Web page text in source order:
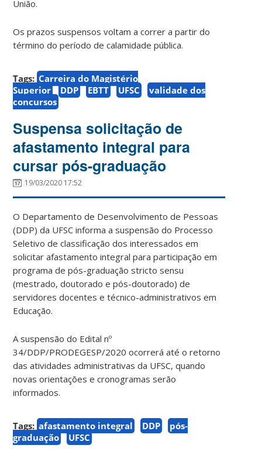
União.
Os prazos suspensos voltam a correr a partir do
término do período de calamidade pública.
Tags: Carreira do Magistério
Superior
DDP EBTT UFSC
validade dos
concursos
Suspensa solicitação de
afastamento integral para
cursar pós-graduação
19/03/2020 17:52
O Departamento de Desenvolvimento de Pessoas
(DDP) da UFSC informa a suspensão do Processo
Seletivo de classificação dos interessados em
solicitar afastamento integral para participação em
programa de pós-graduação stricto sensu
(mestrado, doutorado e pós-doutorado) de
servidores docentes e técnico-administrativos em
Educação.
A suspensão do Edital nº
34/DDP/PRODEGESP/2020 ocorrerá até o retorno
das atividades administrativas da UFSC, quando
novas orientações e cronogramas serão
informados.
Tags: afastamento integral DDP
pós-
graduação
UFSC